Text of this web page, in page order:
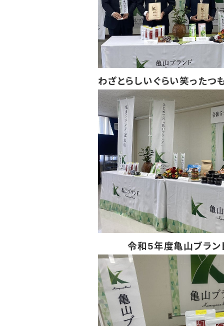
わざとらしいぐらい笑ったつ
令和5年度亀山ブラン